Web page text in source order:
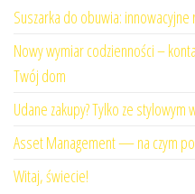
Suszarka do obuwia:
Nowy wymiar codzienności –
Twój dom
Udane zakupy? Tylko ze
Asset Management — na czym
Witaj, świecie!